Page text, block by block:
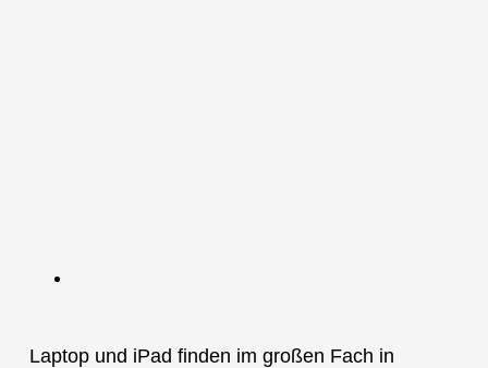
Laptop und iPad finden im großen Fach in